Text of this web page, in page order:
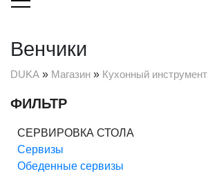
Венчики
DUKA » Магазин » Кухонный инструмент
ФИЛЬТР
СЕРВИРОВКА СТОЛА
Cервизы
Обеденные сервизы